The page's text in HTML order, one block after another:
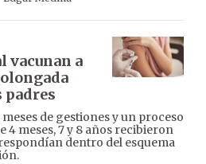
vacunan a
padres
de gestiones y un proceso
4 meses, 7 y 8 años recibieron
dentro del esquema